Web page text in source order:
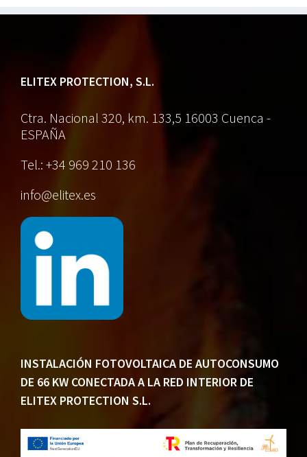
ELITEX PROTECTION, S.L.
Ctra. Nacional 320, km. 133,5 16003 Cuenca -
ESPAÑA
Tel.: +34 969 210 136
info@elitex.es
INSTALACIÓN FOTOVOLTAICA DE AUTOCONSUMO
DE 66 KW CONECTADA A LA RED INTERIOR DE
ELITEX PROTECTION S.L.